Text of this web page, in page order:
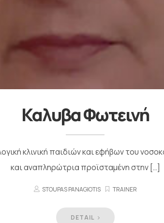
Καλυβα Φωτεινή
κλινική παιδιών και εφήβων του
και αναπληρώτρια προϊσταμένη στην […]
STOUPAS PANAGIOTIS TRAINER
DETAIL